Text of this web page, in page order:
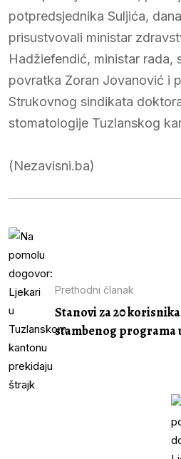
potpredsjednika Suljića,
prisustvovali ministar
Hadžiefendić, ministar rada,
povratka Zoran Jovanović i
Strukovnog sindikata
stomatologije Tuzlanskog
(Nezavisni.ba)
Prethodni članak
Stanovi za 20
stambenog programa